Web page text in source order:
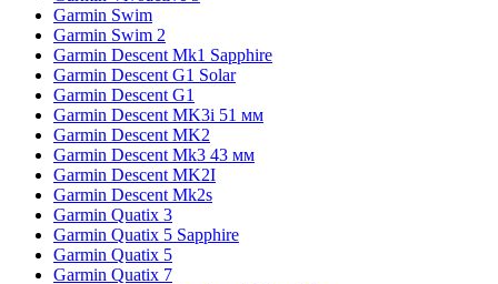
Garmin Swim
Garmin Swim 2
Garmin Descent Mk1 Sapphire
Garmin Descent G1 Solar
Garmin Descent G1
Garmin Descent MK3i 51 мм
Garmin Descent MK2
Garmin Descent Mk3 43 мм
Garmin Descent MK2I
Garmin Descent Mk2s
Garmin Quatix 3
Garmin Quatix 5 Sapphire
Garmin Quatix 5
Garmin Quatix 7